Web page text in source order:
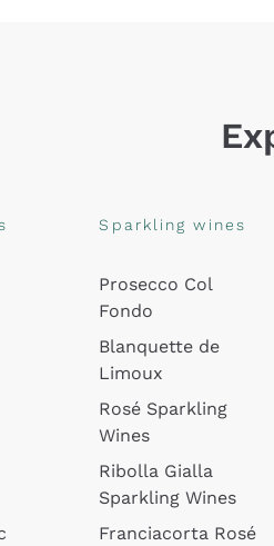
Sparkling wines
Prosecco Col
Fondo
Blanquette de
Limoux
Rosé Sparkling
Wines
Ribolla Gialla
Sparkling Wines
Franciacorta Rosé